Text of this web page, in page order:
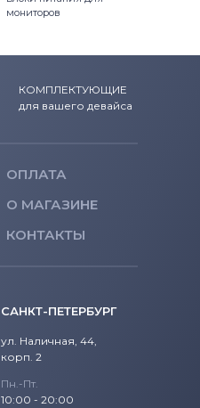
мониторов
КОМПЛЕКТУЮЩИЕ
для вашего девайса
ОПЛАТА
О МАГАЗИНЕ
КОНТАКТЫ
САНКТ-ПЕТЕРБУРГ
ул. Наличная, 44,
корп. 2
Пн.-Пт.
10:00 - 20:00